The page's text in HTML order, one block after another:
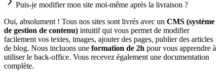
Puis-je modifier mon site moi-même après la livraison ?
Oui, absolument ! Tous nos sites sont livrés avec un CMS (système
de gestion de contenu) intuitif qui vous permet de modifier
facilement vos textes, images, ajouter des pages, publier des articles
de blog. Nous incluons une formation de 2h pour vous apprendre à
utiliser le back-office. Vous recevez également une documentation
complète.